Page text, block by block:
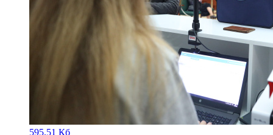
595.51 Кб